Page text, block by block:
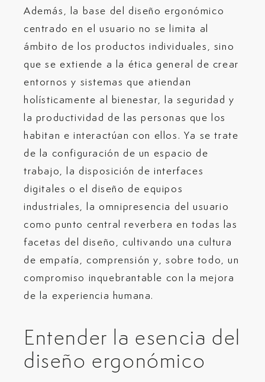
Además, la base del diseño ergonómico
centrado en el usuario no se limita al
ámbito de los productos individuales, sino
que se extiende a la ética general de crear
entornos y sistemas que atiendan
holísticamente al bienestar, la seguridad y
la productividad de las personas que los
habitan e interactúan con ellos. Ya se trate
de la configuración de un espacio de
trabajo, la disposición de interfaces
digitales o el diseño de equipos
industriales, la omnipresencia del usuario
como punto central reverbera en todas las
facetas del diseño, cultivando una cultura
de empatía, comprensión y, sobre todo, un
compromiso inquebrantable con la mejora
de la experiencia humana.
Entender la esencia del
diseño ergonómico